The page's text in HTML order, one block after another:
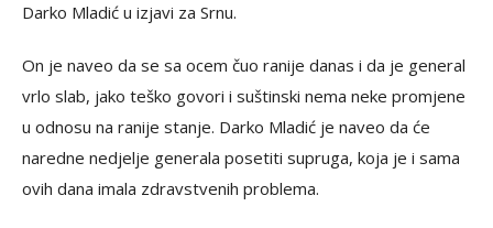
Darko Mladić u izjavi za Srnu.
On je naveo da se sa ocem čuo ranije danas i da je general
vrlo slab, jako teško govori i suštinski nema neke promjene
u odnosu na ranije stanje. Darko Mladić je naveo da će
naredne nedjelje generala posetiti supruga, koja je i sama
ovih dana imala zdravstvenih problema.